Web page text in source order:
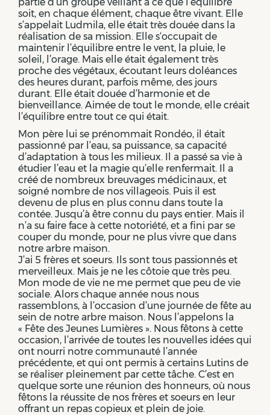
soit, en chaque élément, chaque être vivant. Elle
s’appelait Ludmila, elle était très douée dans la
réalisation de sa mission. Elle s‘occupait de
maintenir l’équilibre entre le vent, la pluie, le
soleil, l’orage. Mais elle était également très
proche des végétaux, écoutant leurs doléances
des heures durant, parfois même, des jours
durant. Elle était douée d’harmonie et de
bienveillance. Aimée de tout le monde, elle créait
l’équilibre entre tout ce qui était.
Mon père lui se prénommait Rondéo, il était
passionné par l’eau, sa puissance, sa capacité
d’adaptation à tous les milieux. Il a passé sa vie à
étudier l’eau et la magie qu’elle renfermait. Il a
créé de nombreux breuvages médicinaux, et
soigné nombre de nos villageois. Puis il est
devenu de plus en plus connu dans toute la
contée. Jusqu’à être connu du pays entier. Mais il
n’a su faire face à cette notoriété, et a fini par se
couper du monde, pour ne plus vivre que dans
notre arbre maison.
J’ai 5 frères et soeurs. Ils sont tous passionnés et
merveilleux. Mais je ne les côtoie que très peu.
Mon mode de vie ne me permet que peu de vie
sociale. Alors chaque année nous nous
rassemblons, à l’occasion d’une journée de fête au
sein de notre arbre maison. Nous l’appelons la
« Fête des Jeunes Lumières ». Nous fêtons à cette
occasion, l’arrivée de toutes les nouvelles idées qui
ont nourri notre communauté l’année
précédente, et qui ont permis à certains Lutins de
se réaliser pleinement par cette tâche. C’est en
quelque sorte une réunion des honneurs, où nous
fêtons la réussite de nos frères et soeurs en leur
offrant un repas copieux et plein de joie.